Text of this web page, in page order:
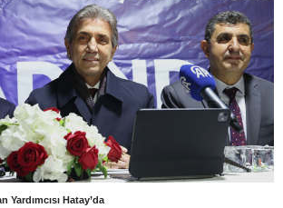
Yardımcısı Hatay’da